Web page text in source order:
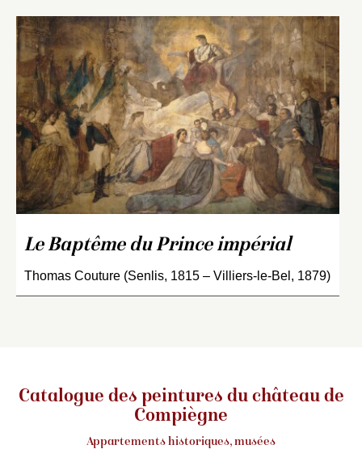
Le Baptême du Prince impérial
Thomas Couture (Senlis, 1815 – Villiers-le-Bel, 1879)
Catalogue des peintures du château de
Compiègne
Appartements historiques, musées